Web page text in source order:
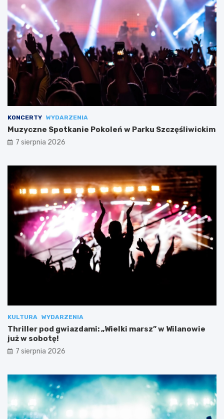
KONCERTY WYDARZENIA
Muzyczne Spotkanie Pokoleń w Parku Szczęśliwickim
7 sierpnia 2026
KULTURA WYDARZENIA
Thriller pod gwiazdami: „Wielki marsz” w Wilanowie
już w sobotę!
7 sierpnia 2026